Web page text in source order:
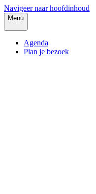
Navigeer naar hoofdinhoud
Menu
Agenda
Plan je bezoek